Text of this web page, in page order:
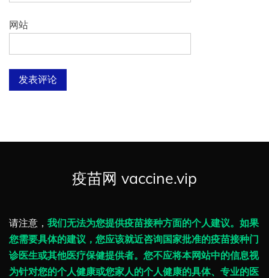
网站
疫苗网 vaccine.vip
请注意， 我们无法为您提供疫苗接种方面的个人建议。如果
您需要具体的建议，您应该就近咨询国家批准的疫苗接种门
诊医生或其他医疗保健提供者。您不应将本网站中的信息视
为针对您的个人健康或您家人的个人健康的具体、专业的医